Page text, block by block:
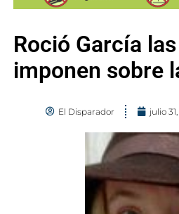
Roció García
imponen sobre
El Disparador julio